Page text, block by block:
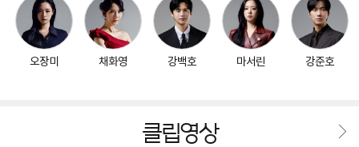
오장미 채화영 강백호 마서린 강준호
클립영상